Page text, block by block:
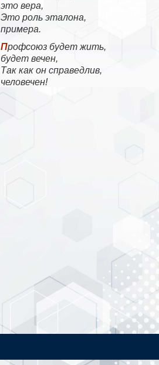
это вера,
Это роль эталона,
примера.
Профсоюз будет жить,
будет вечен,
Так как он справедлив,
человечен!